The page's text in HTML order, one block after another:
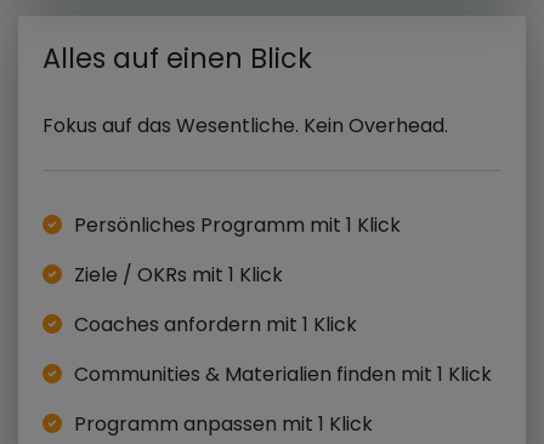
Alles auf einen Blick
Fokus auf das Wesentliche. Kein Overhead.
Persönliches Programm mit 1 Klick
Ziele / OKRs mit 1 Klick
Coaches anfordern mit 1 Klick
Communities & Materialien finden mit 1 Klick
Programm anpassen mit 1 Klick